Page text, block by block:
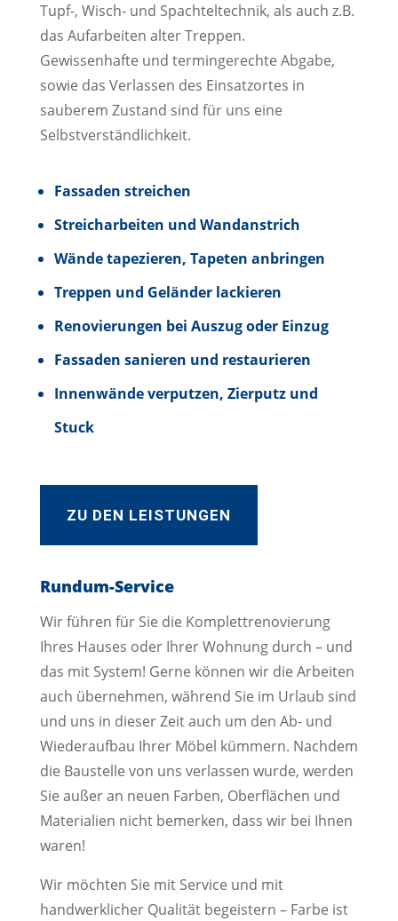
Tupf-, Wisch- und Spachteltechnik, als auch z.B.
das Aufarbeiten alter Treppen.
Gewissenhafte und termingerechte Abgabe,
sowie das Verlassen des Einsatzortes in
sauberem Zustand sind für uns eine
Selbstverständlichkeit.
Fassaden streichen
Streicharbeiten und Wandanstrich
Wände tapezieren, Tapeten anbringen
Treppen und Geländer lackieren
Renovierungen bei Auszug oder Einzug
Fassaden sanieren und restaurieren
Innenwände verputzen, Zierputz und
Stuck
ZU DEN LEISTUNGEN
Rundum-Service
Wir führen für Sie die Komplettrenovierung
Ihres Hauses oder Ihrer Wohnung durch – und
das mit System! Gerne können wir die Arbeiten
auch übernehmen, während Sie im Urlaub sind
und uns in dieser Zeit auch um den Ab- und
Wiederaufbau Ihrer Möbel kümmern. Nachdem
die Baustelle von uns verlassen wurde, werden
Sie außer an neuen Farben, Oberflächen und
Materialien nicht bemerken, dass wir bei Ihnen
waren!
Wir möchten Sie mit Service und mit
handwerklicher Qualität begeistern – Farbe ist